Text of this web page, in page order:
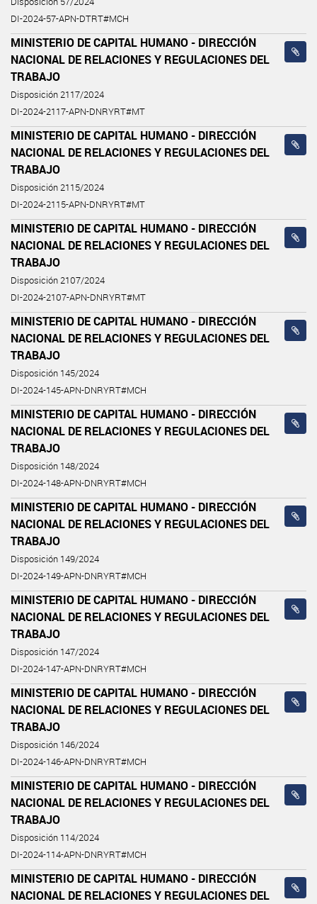
DI-2024-57-APN-DTRT#MCH
MINISTERIO DE CAPITAL HUMANO - DIRECCIÓN
NACIONAL DE RELACIONES Y REGULACIONES DEL
TRABAJO
Disposición 2117/2024
DI-2024-2117-APN-DNRYRT#MT
MINISTERIO DE CAPITAL HUMANO - DIRECCIÓN
NACIONAL DE RELACIONES Y REGULACIONES DEL
TRABAJO
Disposición 2115/2024
DI-2024-2115-APN-DNRYRT#MT
MINISTERIO DE CAPITAL HUMANO - DIRECCIÓN
NACIONAL DE RELACIONES Y REGULACIONES DEL
TRABAJO
Disposición 2107/2024
DI-2024-2107-APN-DNRYRT#MT
MINISTERIO DE CAPITAL HUMANO - DIRECCIÓN
NACIONAL DE RELACIONES Y REGULACIONES DEL
TRABAJO
Disposición 145/2024
DI-2024-145-APN-DNRYRT#MCH
MINISTERIO DE CAPITAL HUMANO - DIRECCIÓN
NACIONAL DE RELACIONES Y REGULACIONES DEL
TRABAJO
Disposición 148/2024
DI-2024-148-APN-DNRYRT#MCH
MINISTERIO DE CAPITAL HUMANO - DIRECCIÓN
NACIONAL DE RELACIONES Y REGULACIONES DEL
TRABAJO
Disposición 149/2024
DI-2024-149-APN-DNRYRT#MCH
MINISTERIO DE CAPITAL HUMANO - DIRECCIÓN
NACIONAL DE RELACIONES Y REGULACIONES DEL
TRABAJO
Disposición 147/2024
DI-2024-147-APN-DNRYRT#MCH
MINISTERIO DE CAPITAL HUMANO - DIRECCIÓN
NACIONAL DE RELACIONES Y REGULACIONES DEL
TRABAJO
Disposición 146/2024
DI-2024-146-APN-DNRYRT#MCH
MINISTERIO DE CAPITAL HUMANO - DIRECCIÓN
NACIONAL DE RELACIONES Y REGULACIONES DEL
TRABAJO
Disposición 114/2024
DI-2024-114-APN-DNRYRT#MCH
MINISTERIO DE CAPITAL HUMANO - DIRECCIÓN
NACIONAL DE RELACIONES Y REGULACIONES DEL